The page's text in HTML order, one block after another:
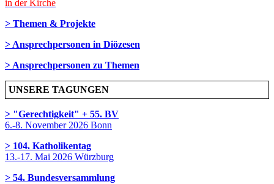
in der Kirche
> Themen & Projekte
> Ansprechpersonen in Diözesen
> Ansprechpersonen zu Themen
UNSERE TAGUNGEN
> "Gerechtigkeit" + 55. BV
6.-8. November 2026 Bonn
> 104. Katholikentag
13.-17. Mai 2026 Würzburg
> 54. Bundesversammlung